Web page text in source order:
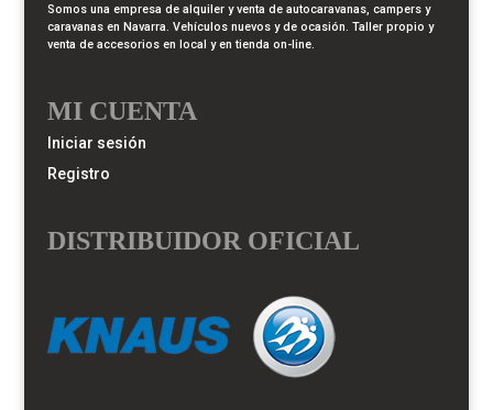
Somos una empresa de alquiler y venta de autocaravanas, campers y
caravanas en Navarra. Vehículos nuevos y de ocasión. Taller propio y
venta de accesorios en local y en tienda on-line.
MI CUENTA
Iniciar sesión
Registro
DISTRIBUIDOR OFICIAL